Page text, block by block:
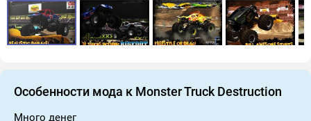
Особенности мода к Monster Truck Destruction
Много денег